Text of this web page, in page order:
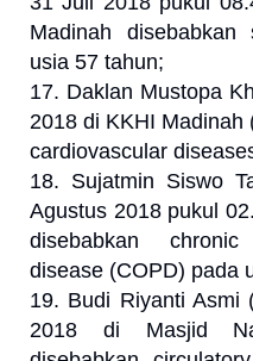
Madinah disebabkan
usia 57 tahun;
17. Daklan Mustopa
2018 di KKHI Madinah
cardiovascular
18. Sujatmin Siswo
Agustus 2018 pukul
disebabkan
disease (COPD) pada
19. Budi Riyanti Asmi
2018 di Masjid